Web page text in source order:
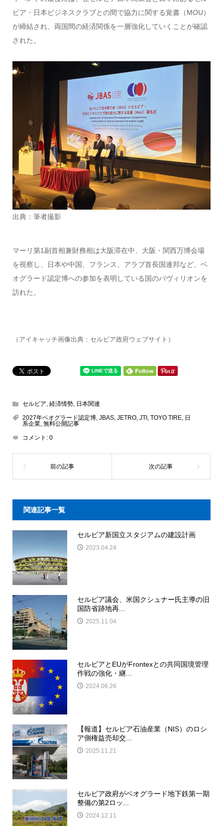
ビア・日本ビジネスクラブとの間で協力に関する覚書（MOU）
が締結され、両国間の経済関係を一層強化していくことが確認
された。
出典：筆者撮影
マーリ第1副首相兼財務相は大阪滞在中、大阪・関西万博会場
を視察し、日本や中国、フランス、アラブ首長国連邦など、ベ
オグラード認定博への参加を表明している国のパヴィリオンを
訪れた。
（アイキャッチ画像出典：セルビア政府ウェブサイト）
セルビア, 経済情勢, 日本関連
2027年ベオグラード認定博, JBAS, JETRO, JTI , TOYO TIRE, 日
系企業, 無料公開記事
コメント: 0
関連記事一覧
セルビア新国立スタジアムの建設計画
2023.04.24
セルビア議会、米国クシュナー氏主導の旧
国防省跡地再...
2025.11.04
セルビアとEUがFrontexとの共同国境管理
作戦の強化・継...
2024.06.26
【報道】セルビア石油産業（NIS）のロシ
ア側権益売却交...
2025.11.21
セルビア政府がベオグラード地下鉄第一期
整備の第2ロッ...
2024.12.11